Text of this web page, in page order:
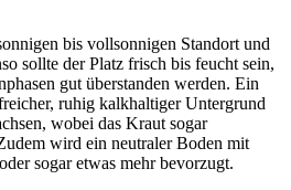
bis vollsonnigen Standort und
sollte der Platz frisch bis feucht sein,
gut überstanden werden. Ein
ruhig kalkhaltiger Untergrund
wobei das Kraut sogar
wird ein neutraler Boden mit
sogar etwas mehr bevorzugt.